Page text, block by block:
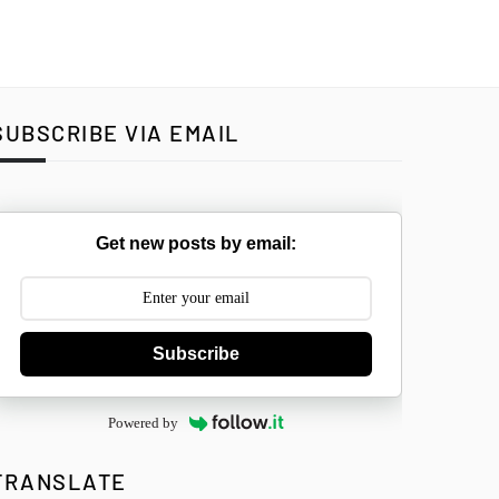
VIA EMAIL
Get new posts by email:
Subscribe
Powered by